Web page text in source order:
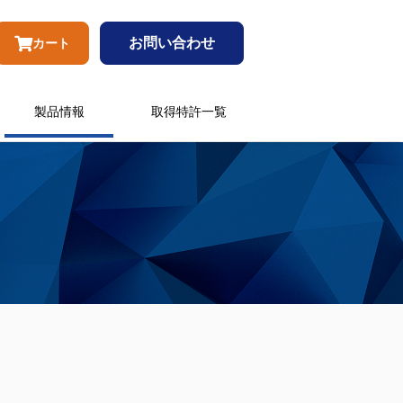
カート お問い合わせ
製品情報 取得特許一覧